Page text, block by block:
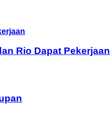
Rio Dapat Pekerjaan